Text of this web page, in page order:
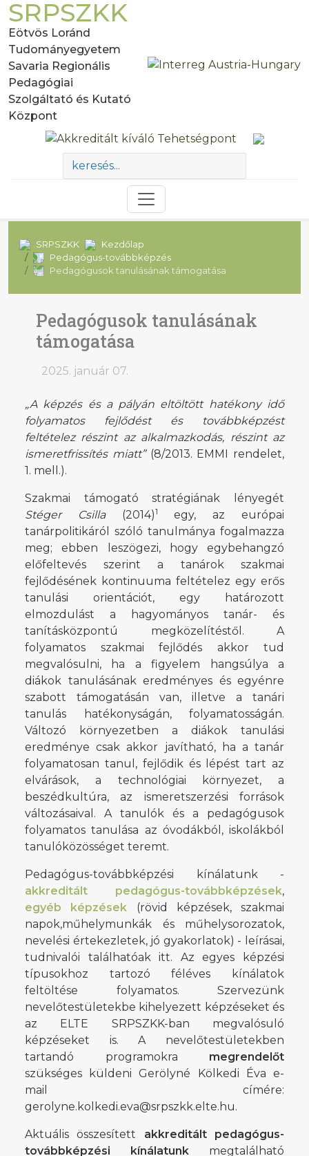
SRPSZKK
Eötvös Loránd
Tudományegyetem
Savaria Regionális
Pedagógiai
Szolgáltató és Kutató
Központ
SRPSZKK
Kezdőlap
Pedagógus-továbbképzés
Pedagógusok tanulásának támogatása
Pedagógusok tanulásának
támogatása
2025. január 07.
„A képzés és a pályán eltöltött hatékony idő
folyamatos fejlődést és továbbképzést
feltételez részint az alkalmazkodás, részint az
ismeretfrissítés miatt” (8/2013. EMMI rendelet,
1. mell.).
Szakmai támogató stratégiának lényegét
Stéger Csilla(2014)1
egy, az európai
tanárpolitikáról szóló tanulmánya fogalmazza
meg; ebben leszögezi, hogy egybehangzó
előfeltevés szerint a tanárok szakmai
fejlődésének kontinuuma feltételez egy erős
tanulási orientációt, egy határozott
elmozdulást a hagyományos tanár- és
tanításközpontú megközelítéstől. A
folyamatos szakmai fejlődés akkor tud
megvalósulni, ha a figyelem hangsúlya a
diákok tanulásának eredményes és egyénre
szabott támogatásán van, illetve a tanári
tanulás hatékonyságán, folyamatosságán.
Változó környezetben a diákok tanulási
eredménye csak akkor javítható, ha a tanár
folyamatosan tanul, fejlődik és lépést tart az
elvárások, a technológiai környezet, a
beszédkultúra, az ismeretszerzési források
változásaival. A tanulók és a pedagógusok
folyamatos tanulása az óvodákból, iskolákból
tanulóközösséget teremt.
Pedagógus-továbbképzési kínálatunk -
akkreditált pedagógus-továbbképzések,
egyéb képzések (rövid képzések, szakmai
napok,műhelymunkák és műhelysorozatok,
nevelési értekezletek, jó gyakorlatok) - leírásai,
tudnivalói találhatóak itt. Az egyes képzési
típusokhoz tartozó féléves kínálatok
feltöltése folyamatos. Szervezünk
nevelőtestületekbe kihelyezett képzéseket és
az ELTE SRPSZKK-ban megvalósuló
képzéseket is. A nevelőtestületekben
tartandó programokra megrendelőt
szükséges küldeni Gerölyné Kölkedi Éva e-
mail címére:
gerolyne.kolkedi.eva@srpszkk.elte.hu.
Aktuális összesített akkreditált pedagógus-
továbbképzési kínálatunk megtalálható